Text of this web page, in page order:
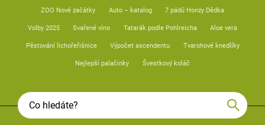
ZOO Nové začátky Auto – katalog 7 pádů Honzy Dědka
Volby 2025 Svařené víno Tatarák podle Pohlreicha Aloe vera
Pěstování lichořeřišnice Výpočet ascendentu Tvarohové knedlíky
Nejlepší palačinky Švestkový koláč